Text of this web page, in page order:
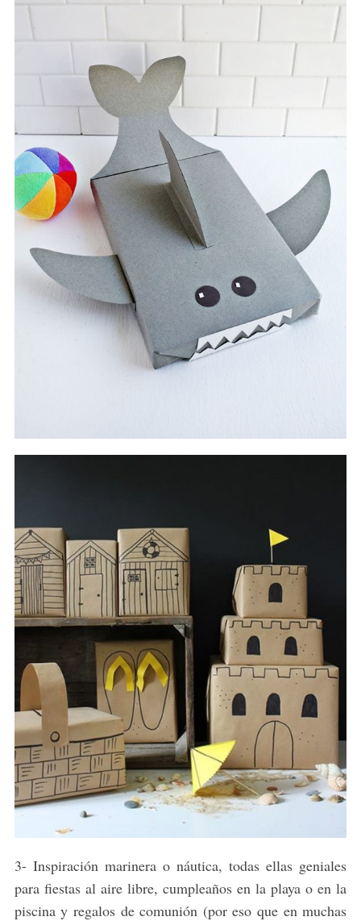
3- Inspiración marinera o náutica, todas ellas geniales
para fiestas al aire libre, cumpleaños en la playa o en la
piscina y regalos de comunión (por eso que en muchas